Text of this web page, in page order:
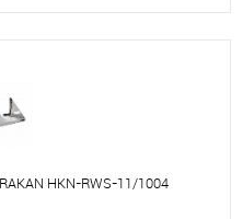
HKN-RWS-11/1004